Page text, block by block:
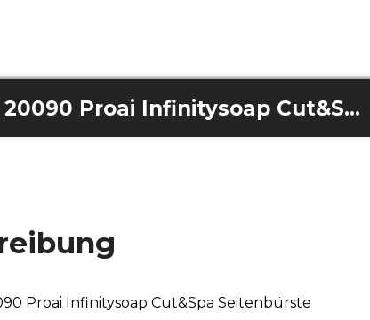
Conga 20090 Proai Infinitysoap Cut&Spa Seitenbürste
Proai Infinitysoap Cut&Spa Seitenbürste